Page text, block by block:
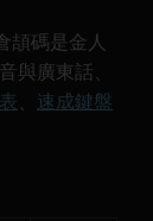
頡碼是金人
與廣東話、
、 速成鍵盤